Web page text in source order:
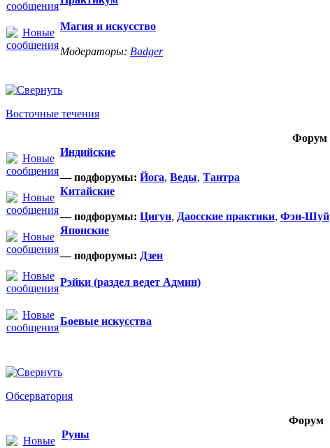
Магия и искусство
Модераторы: Badger
Восточные течения
Форум
Индийские
— подфорумы: Йога, Веды, Тантра
Китайские
— подфорумы: Цигун, Даосские практики, Фэн-Шуй
Японские
— подфорумы: Дзен
Рэйки (раздел ведет Админ)
Боевые искусства
Обсерватория
Форум
Руны